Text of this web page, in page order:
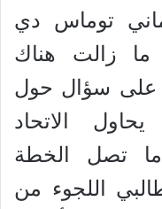
توماس دي
ما زالت هناك
على سؤال حول
الاتحاد
تصل الخطة
اللجوء من